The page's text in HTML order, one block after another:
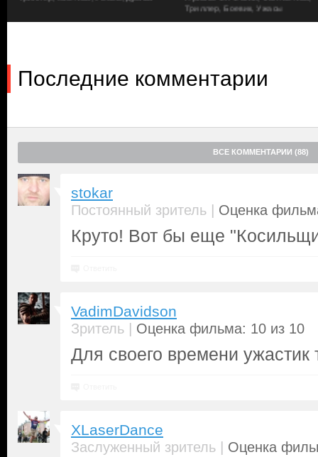
жуткие артефакты, принадлежавшие некогда жившему тут
ДеМэннинкор), напротив, только рад поизводить
демонов. С этой минуты молодые люди становятся мишенями
разумный Эш (
Брюс Кэмпбелл
) ни пытался взять ситуацию
Триллер, Боевик, Ужасы
Последние комментарии
ВСЕ КОММЕНТАРИИ (88)
stokar
Постоянный зритель | Оценка
Круто! Вот бы еще
VadimDavidson
Зритель | Оценка фильма: 10 из 10
Для своего времени ужастик
XLaserDance
Заслуженный зритель | Оценка